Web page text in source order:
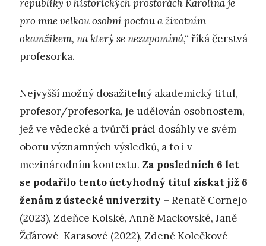
republiky v historických prostorách Karolína je
pro mne velkou osobní poctou a životním
okamžikem, na který se nezapomíná,“ říká čerstvá
profesorka.
Nejvyšší možný dosažitelný akademický titul,
profesor/profesorka, je udělován osobnostem,
jež ve vědecké a tvůrčí práci dosáhly ve svém
oboru významných výsledků, a to i v
mezinárodním kontextu. Za posledních 6 let
se podařilo tento úctyhodný titul získat již 6
ženám z ústecké univerzity – Renatě Cornejo
(2023), Zdeňce Kolské, Anně Mackovské, Janě
Žďárové-Karasové (2022), Zdeně Kolečkové